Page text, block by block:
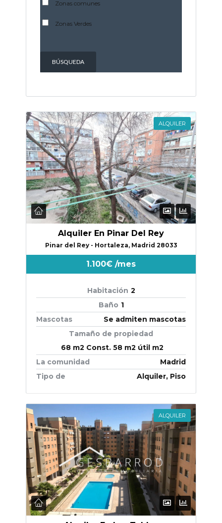
Zonas comunes
Zonas Verdes
ALQUILER
Alquiler En Pinar Del Rey
Pinar del Rey - Hortaleza, Madrid 28033
1.100€ /mes
Habitación 2
Baño 1
Mascotas
Se admiten mascotas
Tamaño de propiedad
68 m2 Const. 58 m2 útil m2
La comunidad
Madrid
Tipo de
Alquiler, Piso
ALQUILER